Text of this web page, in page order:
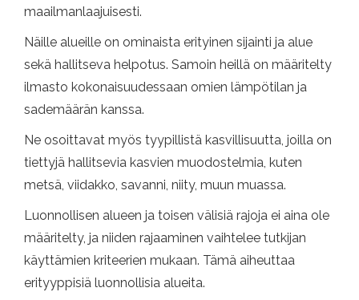
maailmanlaajuisesti.
Näille alueille on ominaista erityinen sijainti ja alue
sekä hallitseva helpotus. Samoin heillä on määritelty
ilmasto kokonaisuudessaan omien lämpötilan ja
sademäärän kanssa.
Ne osoittavat myös tyypillistä kasvillisuutta, joilla on
tiettyjä hallitsevia kasvien muodostelmia, kuten
metsä, viidakko, savanni, niity, muun muassa.
Luonnollisen alueen ja toisen välisiä rajoja ei aina ole
määritelty, ja niiden rajaaminen vaihtelee tutkijan
käyttämien kriteerien mukaan. Tämä aiheuttaa
erityyppisiä luonnollisia alueita.